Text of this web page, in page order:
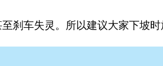
刹车失灵。所以建议大家下坡